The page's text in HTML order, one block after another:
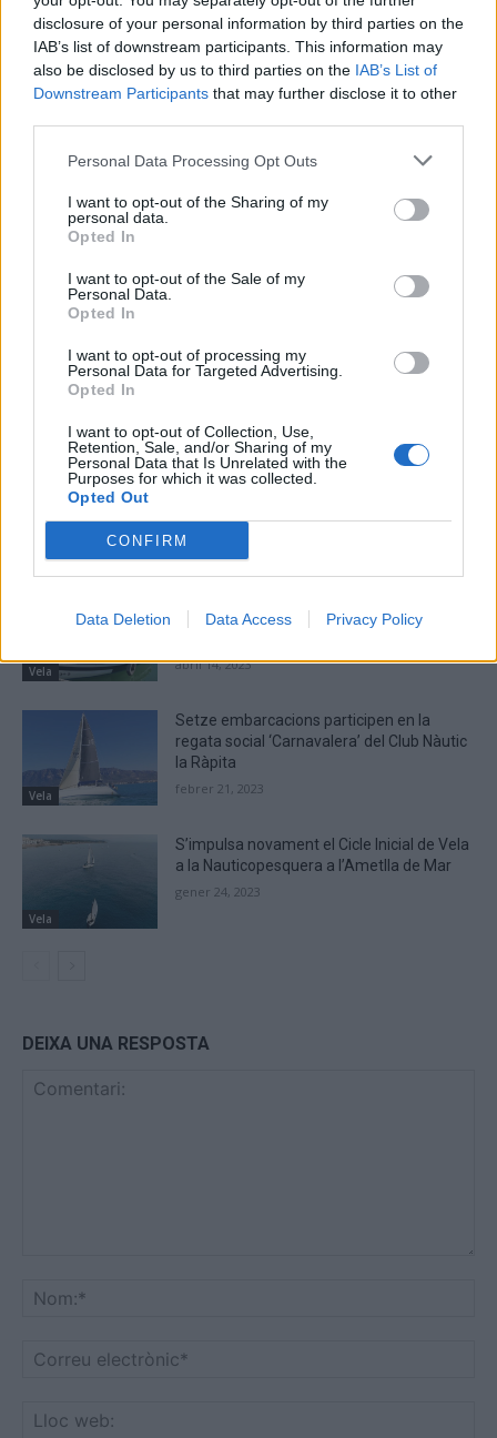
disclosure of your personal information by third parties on the
IAB’s list of downstream participants. This information may
also be disclosed by us to third parties on the IAB’s List of
Downstream Participants that may further disclose it to other
Personal Data Processing Opt Outs
I want to opt-out of the Sharing of my
personal data.
Opted In
I want to opt-out of the Sale of my
Personal Data.
Opted In
I want to opt-out of processing my
Personal Data for Targeted Advertising.
Opted In
I want to opt-out of Collection, Use,
Retention, Sale, and/or Sharing of my
Personal Data that Is Unrelated with the
Purposes for which it was collected.
Opted Out
CONFIRM
Data Deletion Data Access Privacy Policy
Article anterior
La reacció de la Rapitenca
Article següent
El tennista rapitenc Ian
Esquerdo al Rafa Nadal Tour
de Barcelona
http://ebresports.cat
ARTICLES RELACIONATS
Vela
recuperació d’una embarcació de vela
abril 14, 2023
Vela
Setze embarcacions participen en la
regata social ‘Carnavalera’ del Club Nàutic
la Ràpita
febrer 21, 2023
Vela
S’impulsa novament el Cicle Inicial de Vela
a la Nauticopesquera a l’Ametlla de Mar
gener 24, 2023
DEIXA UNA RESPOSTA